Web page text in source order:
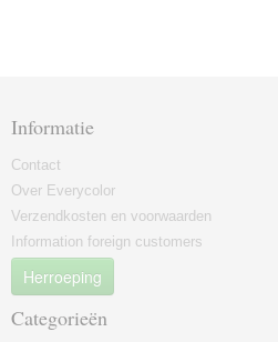
Informatie
Contact
Over Everycolor
Verzendkosten en voorwaarden
Information foreign customers
Herroeping
Categorieën